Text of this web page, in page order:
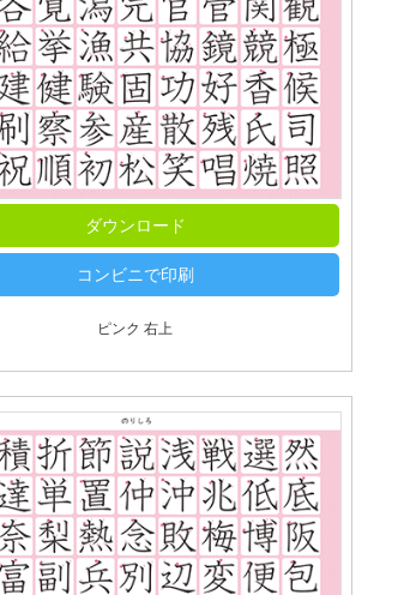
ダウンロード
コンビニで印刷
ピンク 右上